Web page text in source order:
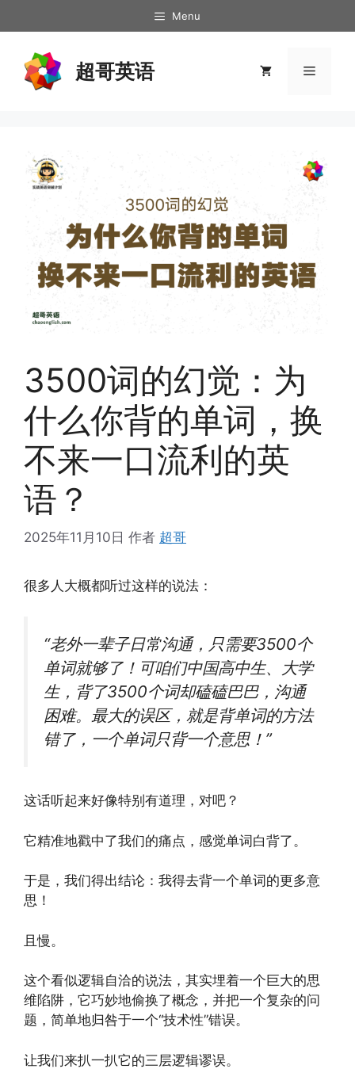
至
Menu
超哥英语 菜
3500词的幻觉：为
什么你背的单词，换
不来一口流利的英
语？
2025年11月10日 作者 超哥
很多人大概都听过这样的说法：
“老外一辈子日常沟通，只需要3500个
单词就够了！可咱们中国高中生、大学
生，背了3500个词却磕磕巴巴，沟通
困难。最大的误区，就是背单词的方法
错了，一个单词只背一个意思！”
这话听起来好像特别有道理，对吧？
它精准地戳中了我们的痛点，感觉单词白背了。
于是，我们得出结论：我得去背一个单词的更多意
思！
且慢。
这个看似逻辑自洽的说法，其实埋着一个巨大的思
维陷阱，它巧妙地偷换了概念，并把一个复杂的问
题，简单地归咎于一个“技术性”错误。
让我们来扒一扒它的三层逻辑谬误。